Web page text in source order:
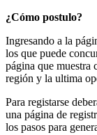
¿Cómo postulo?
Ingresando a la
los que puede
página que muestra
región y la ultima
Para registarse
una página de
los pasos para